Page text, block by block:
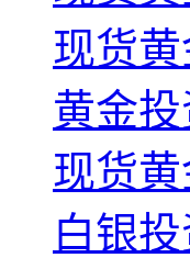
现货
黄金
现货
白银